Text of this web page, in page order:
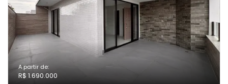
A partir de:
R$ 1.690.000